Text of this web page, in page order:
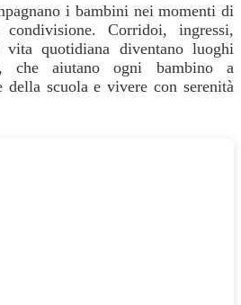
i bambini nei momenti di
Corridoi, ingressi,
quotidiana diventano luoghi
che aiutano ogni bambino a
della scuola e vivere con serenità